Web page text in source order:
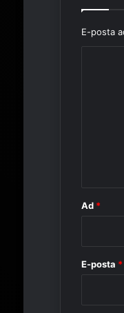
E-posta
Ad *
E-posta *